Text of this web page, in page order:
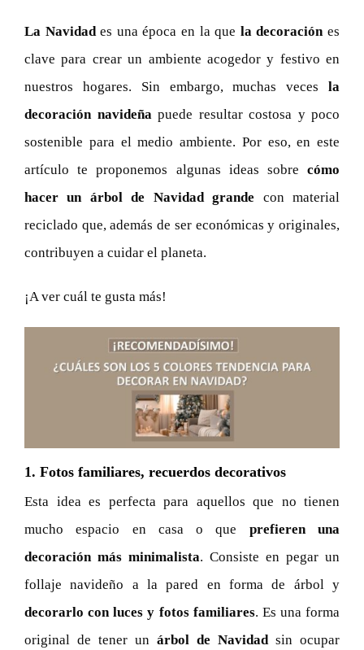
La Navidades una época en la que la decoraciónes
clave para crear un ambiente acogedor y festivo en
nuestros hogares. Sin embargo, muchas veces la
decoración navideñapuede resultar costosa y poco
sostenible para el medio ambiente. Por eso, en este
artículo te proponemos algunas ideas sobre cómo
hacer un árbol de Navidad grande con material
reciclado que, además de ser económicas y originales,
contribuyen a cuidar el planeta.
¡A ver cuál te gusta más!
1. Fotos familiares, recuerdos decorativos
Esta idea es perfecta para aquellos que no tienen
mucho espacio en casa o que prefieren una
decoración más minimalista. Consiste en pegar un
follaje navideño a la pared en forma de árbol y
decorarlo con luces y fotos familiares. Es una forma
original de tener un árbol de Navidadsin ocupar